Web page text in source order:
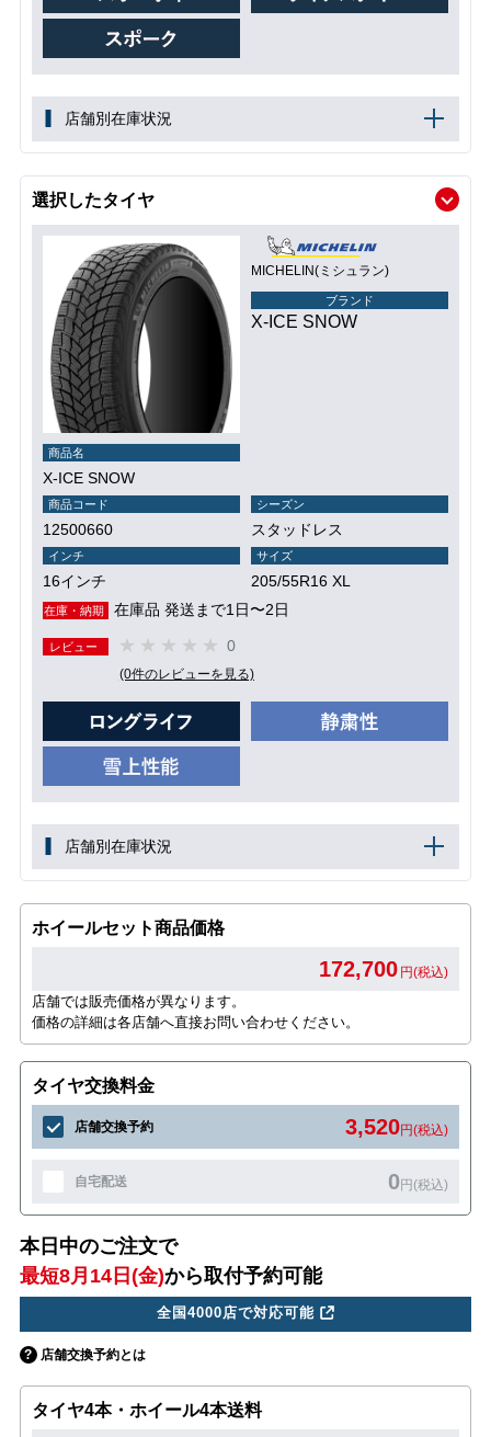
店舗別在庫状況
選択したタイヤ
MICHELIN(ミシュラン)
ブランド
X-ICE SNOW
商品名
X-ICE SNOW
商品コード
12500660
シーズン
スタッドレス
インチ
16インチ
サイズ
205/55R16 XL
在庫・納期 在庫品 発送まで1日〜2日
レビュー 0
(0件のレビューを見る)
店舗別在庫状況
ホイールセット商品価格
172,700 円(税込)
店舗では販売価格が異なります。
価格の詳細は各店舗へ直接お問い合わせください。
タイヤ交換料金
店舗交換予約 3,520円(税込)
自宅配送 0円(税込)
本日中のご注文で
最短8月14日(金)から取付予約可能
全国4000店で対応可能
店舗交換予約とは
タイヤ4本・ホイール4本送料